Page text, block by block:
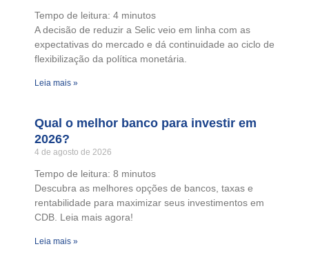
Tempo de leitura: 4 minutos
A decisão de reduzir a Selic veio em linha com as
expectativas do mercado e dá continuidade ao ciclo de
flexibilização da política monetária.
Leia mais »
Qual o melhor banco para investir em
2026?
4 de agosto de 2026
Tempo de leitura: 8 minutos
Descubra as melhores opções de bancos, taxas e
rentabilidade para maximizar seus investimentos em
CDB. Leia mais agora!
Leia mais »